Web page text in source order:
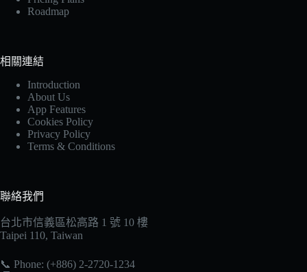
Roadmap
相關連結
Introduction
About Us
App Features
Cookies Policy
Privacy Policy
Terms & Conditions
聯絡我們
台北市信義區松高路 1 號 10 樓
Taipei 110, Taiwan
📞 Phone: (+886) 2-2720-1234